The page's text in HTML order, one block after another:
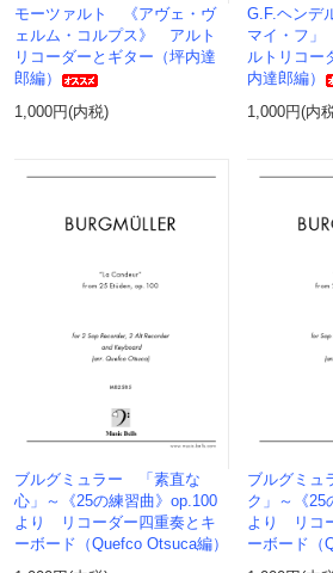
モーツァルト 《アヴェ・ヴ
ェルム・コルプス》 アルト
リコーダーとギター（坪内達
郎編）
1,000円(内税)
G.F.ヘンデ
マイ・フ
ルトリコー
内達郎編）
1,000円(内
ブルグミュラー 「素直な
心」～《25の練習曲》op.100
より リコーダー四重奏とキ
ーボード（Quefco Otsuca編）
ブルグミ
ク」～《25
より リコ
ーボード（